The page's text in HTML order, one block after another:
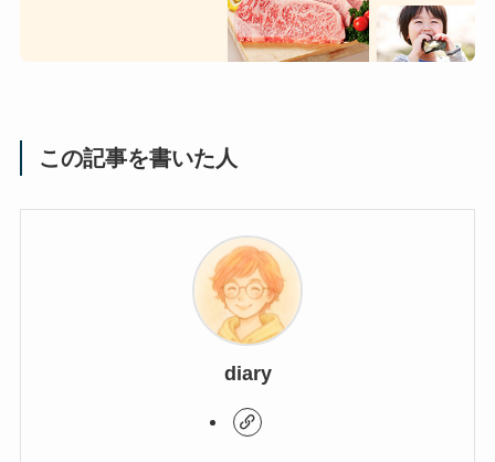
この記事を書いた人
diary